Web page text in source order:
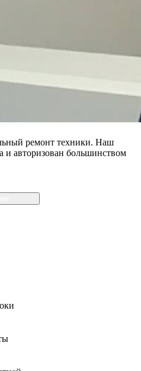
ремонт техники. Наш
и авторизован большинством